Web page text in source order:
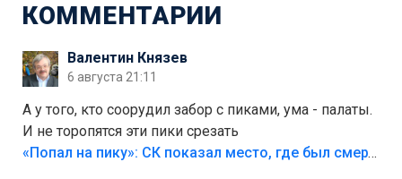
КОММЕНТАРИИ
Валентин Князев
6 августа 21:11
А у того, кто соорудил забор с пиками, ума - палаты.
И не торопятся эти пики срезать
«Попал на пику»: СК показал место, где был смертельно травмирован ребенок в Тольятти